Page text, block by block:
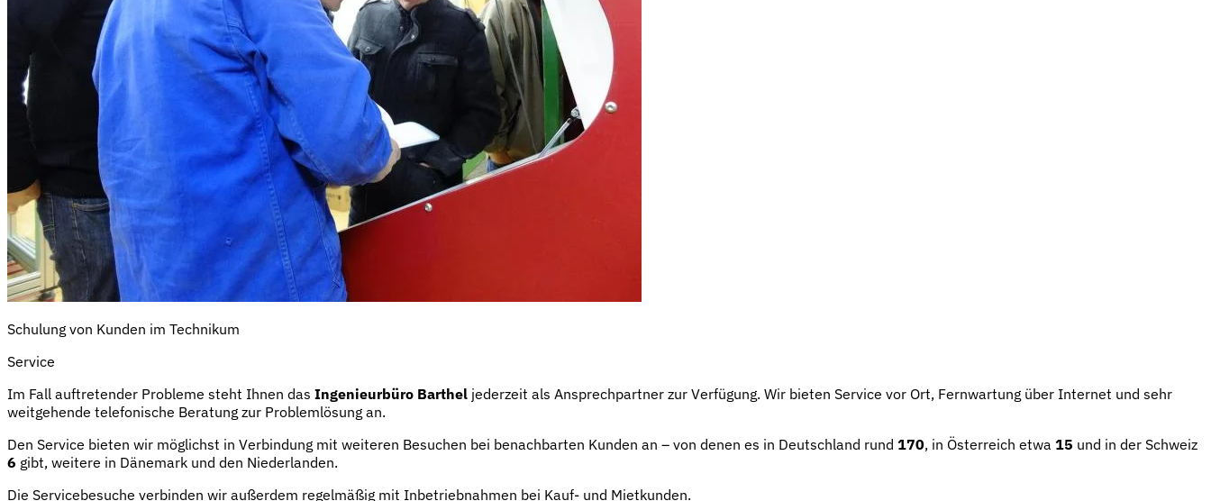
Schulung von Kunden im Technikum
Service
Im Fall auftretender Probleme steht Ihnen das Ingenieurbüro Barthel jederzeit als Ansprechpartner zur Verfügung. Wir bieten Service vor Ort, Fernwartung über Internet und sehr
weitgehende telefonische Beratung zur Problemlösung an.
Den Service bieten wir möglichst in Verbindung mit weiteren Besuchen bei benachbarten Kunden an – von denen es in Deutschland rund 170, in Österreich etwa 15 und in der Schweiz
6 gibt, weitere in Dänemark und den Niederlanden.
Die Servicebesuche verbinden wir außerdem regelmäßig mit Inbetriebnahmen bei Kauf- und Mietkunden.